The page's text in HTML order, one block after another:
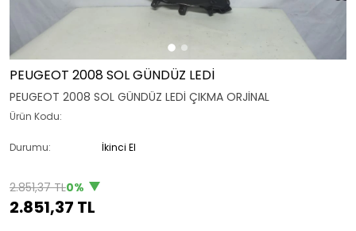
PEUGEOT 2008 SOL GÜNDÜZ LEDİ
PEUGEOT 2008 SOL GÜNDÜZ LEDİ ÇIKMA ORJİNAL
Ürün Kodu:
Durumu: İkinci El
2.851,37 TL0%
2.851,37 TL